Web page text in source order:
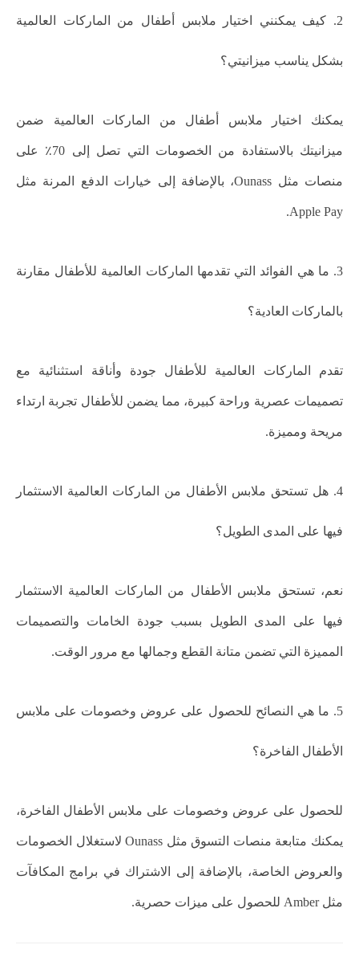
2. كيف يمكنني اختيار ملابس أطفال من الماركات العالمية
بشكل يناسب ميزانيتي؟
يمكنك اختيار ملابس أطفال من الماركات العالمية ضمن
ميزانيتك بالاستفادة من الخصومات التي تصل إلى 70٪ على
منصات مثل Ounass، بالإضافة إلى خيارات الدفع المرنة مثل
Apple Pay.
3. ما هي الفوائد التي تقدمها الماركات العالمية للأطفال مقارنة
بالماركات العادية؟
تقدم الماركات العالمية للأطفال جودة وأناقة استثنائية مع
تصميمات عصرية وراحة كبيرة، مما يضمن للأطفال تجربة ارتداء
مريحة ومميزة.
4. هل تستحق ملابس الأطفال من الماركات العالمية الاستثمار
فيها على المدى الطويل؟
نعم، تستحق ملابس الأطفال من الماركات العالمية الاستثمار
فيها على المدى الطويل بسبب جودة الخامات والتصميمات
المميزة التي تضمن متانة القطع وجمالها مع مرور الوقت.
5. ما هي النصائح للحصول على عروض وخصومات على ملابس
الأطفال الفاخرة؟
للحصول على عروض وخصومات على ملابس الأطفال الفاخرة،
يمكنك متابعة منصات التسوق مثل Ounass لاستغلال الخصومات
والعروض الخاصة، بالإضافة إلى الاشتراك في برامج المكافآت
مثل Amber للحصول على ميزات حصرية.